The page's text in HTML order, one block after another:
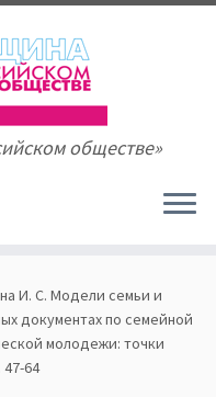
обществе»
И. С. Модели семьи и
документах по семейной
молодежи: точки
64